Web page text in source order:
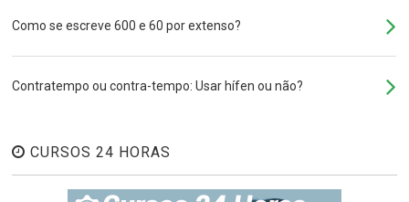
Como se escreve 600 e 60 por extenso?
Contratempo ou contra-tempo: Usar hífen ou não?
CURSOS 24 HORAS